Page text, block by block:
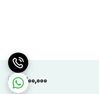
6,200,000